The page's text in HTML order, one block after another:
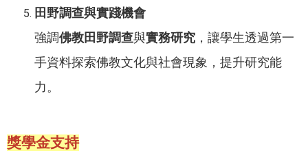
田野調查與實踐機會
強調佛教田野調查與實務研究 ，讓學生透過第一
手資料探索佛教文化與社會現象，提升研究能
力。
獎學金支持